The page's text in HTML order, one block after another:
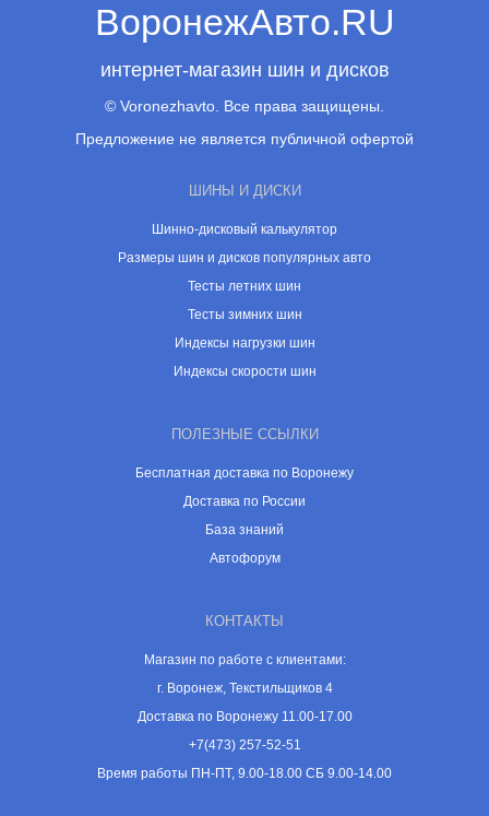
ВоронежАвто.RU
интернет-магазин шин и дисков
© Voronezhavto. Все права защищены.
Предложение не является публичной офертой
ШИНЫ И ДИСКИ
Шинно-дисковый калькулятор
Размеры шин и дисков популярных авто
Тесты летних шин
Тесты зимних шин
Индексы нагрузки шин
Индексы скорости шин
ПОЛЕЗНЫЕ ССЫЛКИ
Бесплатная доставка по Воронежу
Доставка по России
База знаний
Автофорум
КОНТАКТЫ
Магазин по работе с клиентами:
г. Воронеж, Текстильщиков 4
Доставка по Воронежу 11.00-17.00
+7(473) 257-52-51
Время работы ПН-ПТ, 9.00-18.00 СБ 9.00-14.00